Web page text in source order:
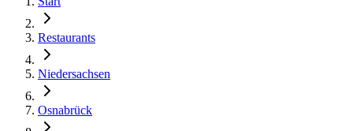
Restaurants
Niedersachsen
Osnabrück